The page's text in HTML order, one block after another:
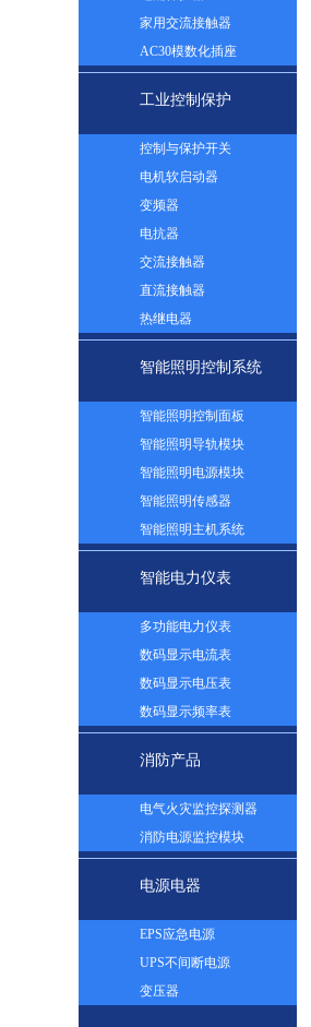
家用交流接触器
AC30模数化插座
工业控制保护
控制与保护开关
电机软启动器
变频器
电抗器
交流接触器
直流接触器
热继电器
智能照明控制系统
智能照明控制面板
智能照明导轨模块
智能照明电源模块
智能照明传感器
智能照明主机系统
智能电力仪表
多功能电力仪表
数码显示电流表
数码显示电压表
数码显示频率表
消防产品
电气火灾监控探测器
消防电源监控模块
电源电器
EPS应急电源
UPS不间断电源
变压器